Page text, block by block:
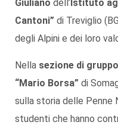
Giuliano dell’Istituto
Cantoni” di Treviglio
degli Alpini e dei loro
Nella sezione di gruppo
“Mario Borsa” di
sulla storia delle Penne
studenti che hanno